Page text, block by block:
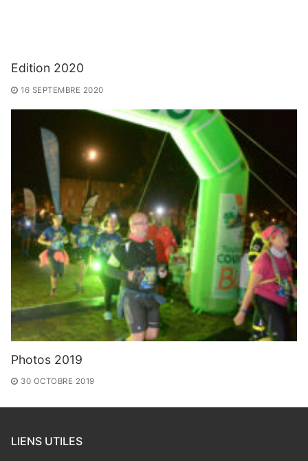
Edition 2020
16 SEPTEMBRE 2020
Photos 2019
30 OCTOBRE 2019
LIENS UTILES